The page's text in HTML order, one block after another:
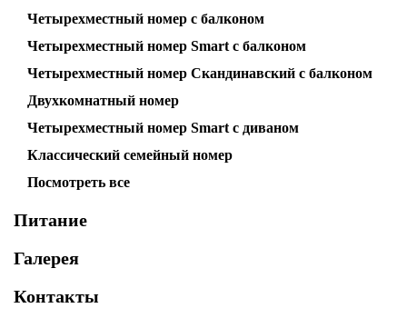
Четырехместный номер с балконом
Четырехместный номер Smart с балконом
Четырехместный номер Скандинавский с балконом
Двухкомнатный номер
Четырехместный номер Smart с диваном
Классический семейный номер
Посмотреть все
Питание
Галерея
Контакты